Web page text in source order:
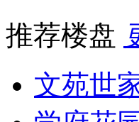
推荐楼盘
文苑世